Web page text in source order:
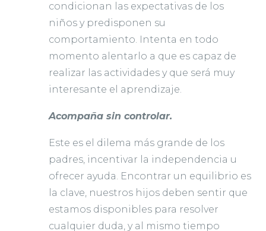
condicionan las expectativas de los
niños y predisponen su
comportamiento. Intenta en todo
momento alentarlo a que es capaz de
realizar las actividades y que será muy
interesante el aprendizaje.
Acompaña sin controlar.
Este es el dilema más grande de los
padres, incentivar la independencia u
ofrecer ayuda. Encontrar un equilibrio es
la clave, nuestros hijos deben sentir que
estamos disponibles para resolver
cualquier duda, y al mismo tiempo